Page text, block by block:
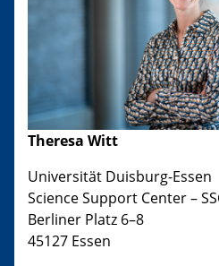
Theresa Witt
Universität Duisburg-Essen
Science Support Center –
Berliner Platz 6–8
45127 Essen